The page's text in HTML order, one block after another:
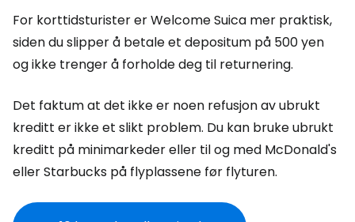
For korttidsturister er Welcome Suica mer praktisk,
siden du slipper å betale et depositum på 500 yen
og ikke trenger å forholde deg til returnering.
Det faktum at det ikke er noen refusjon av ubrukt
kreditt er ikke et slikt problem. Du kan bruke ubrukt
kreditt på minimarkeder eller til og med McDonald's
eller Starbucks på flyplassene før flyturen.